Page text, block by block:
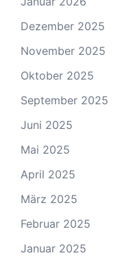
Dezember 2025
November 2025
Oktober 2025
September 2025
Juni 2025
Mai 2025
April 2025
März 2025
Februar 2025
Januar 2025